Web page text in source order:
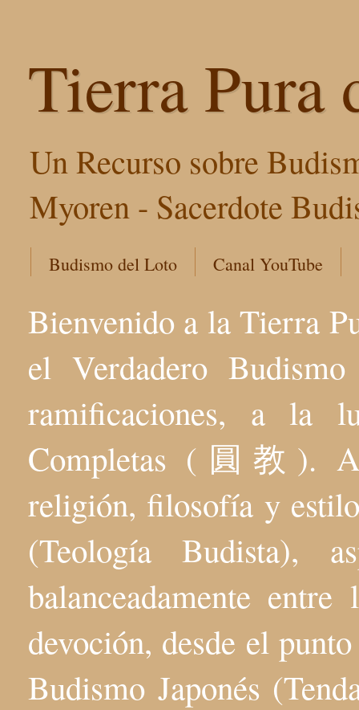
Tierra Pura
Un Recurso sobre
Myoren - Sacerdote
Budismo del Loto Canal YouTube
Bienvenido a la Tierra
el Verdadero
ramificaciones, a la
Completas (圓教).
religión, filosofía y
(Teología Budista),
balanceadamente
devoción, desde el
Budismo Japonés